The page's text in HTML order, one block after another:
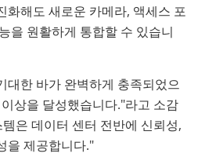
화해도 새로운 카메라, 액세스 포
을 원활하게 통합할 수 있습니
한 바가 완벽하게 충족되었으
상을 달성했습니다."라고 소감
은 데이터 센터 전반에 신뢰성,
을 제공합니다."